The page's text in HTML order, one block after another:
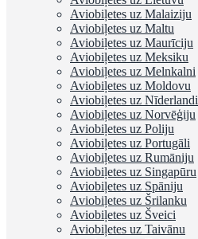
Aviobiļetes uz Malaiziju
Aviobiļetes uz Maltu
Aviobiļetes uz Maurīciju
Aviobiļetes uz Meksiku
Aviobiļetes uz Melnkalni
Aviobiļetes uz Moldovu
Aviobiļetes uz Nīderlandi
Aviobiļetes uz Norvēģiju
Aviobiļetes uz Poliju
Aviobiļetes uz Portugāli
Aviobiļetes uz Rumāniju
Aviobiļetes uz Singapūru
Aviobiļetes uz Spāniju
Aviobiļetes uz Šrilanku
Aviobiļetes uz Šveici
Aviobiļetes uz Taivānu